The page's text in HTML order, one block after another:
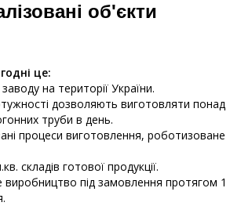
об'єкти
це:
на території України.
дозволяють виготовляти понад
труби в день.
процеси виготовлення, роботизоване
складів готової продукції.
виробництво під замовлення протягом 1